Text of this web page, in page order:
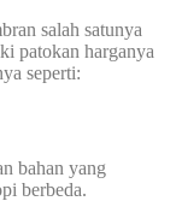
salah satunya
patokan harganya
seperti:
bahan yang
berbeda.